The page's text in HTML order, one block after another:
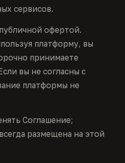
сервисов.
офертой.
платформу, вы
принимаете
вы не согласны с
платформы не
Соглашение;
размещена на этой